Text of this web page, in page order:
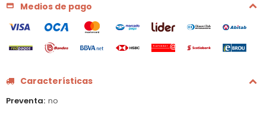
Medios de pago
Características
Preventa no